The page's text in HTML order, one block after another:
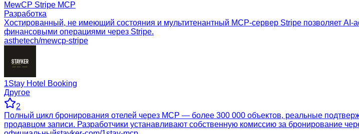
MewCP Stripe MCP
Разработка
Хостированный, не имеющий состояния и мультитенантный MCP-сервер Stripe позволяет AI-
финансовыми операциями через Stripe.
asthetech/mewcp-stripe
1Stay Hotel Booking
Другое
2
Полный цикл бронирования отелей через MCP — более 300 000 объектов, реальные
продавцом записи. Разработчики устанавливают собственную комиссию за бронирование